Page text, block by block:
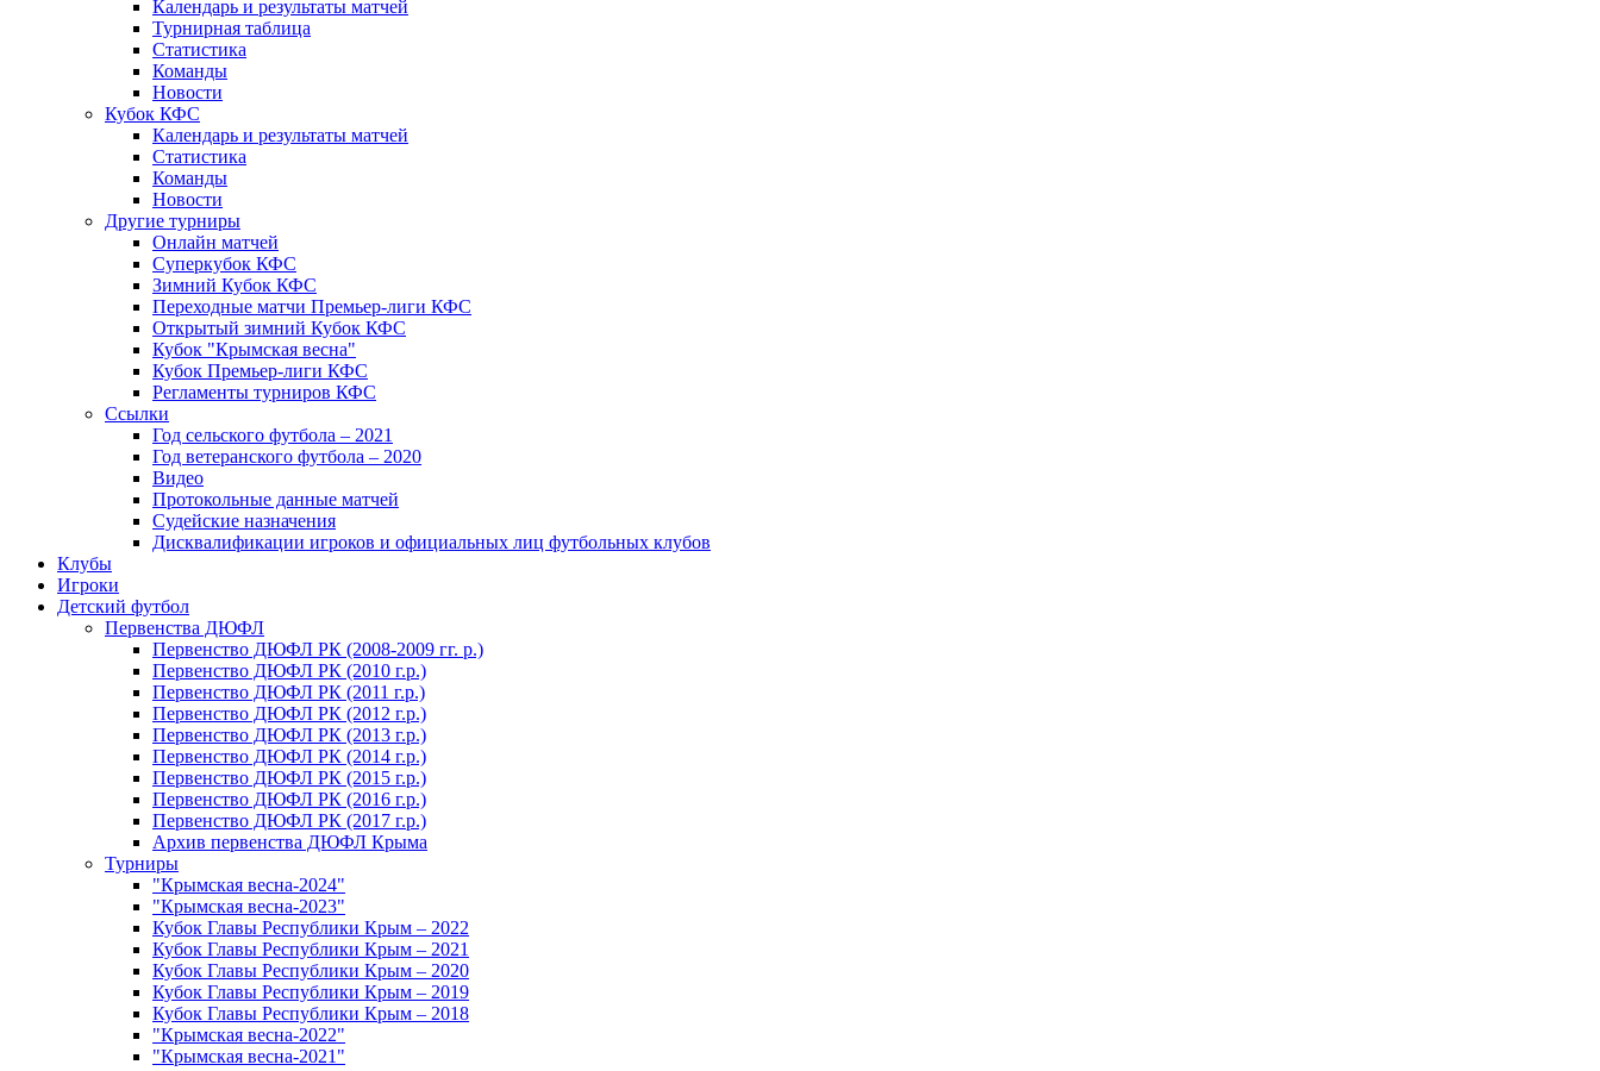
Календарь и результаты матчей
Турнирная таблица
Статистика
Команды
Новости
Кубок КФС
Календарь и результаты матчей
Статистика
Команды
Новости
Другие турниры
Онлайн матчей
Суперкубок КФС
Зимний Кубок КФС
Переходные матчи Премьер-лиги КФС
Открытый зимний Кубок КФС
Кубок "Крымская весна"
Кубок Премьер-лиги КФС
Регламенты турниров КФС
Ссылки
Год сельского футбола – 2021
Год ветеранского футбола – 2020
Видео
Протокольные данные матчей
Судейские назначения
Дисквалификации игроков и официальных лиц футбольных клубов
Клубы
Игроки
Детский футбол
Первенства ДЮФЛ
Первенство ДЮФЛ РК (2008-2009 гг. р.)
Первенство ДЮФЛ РК (2010 г.р.)
Первенство ДЮФЛ РК (2011 г.р.)
Первенство ДЮФЛ РК (2012 г.р.)
Первенство ДЮФЛ РК (2013 г.р.)
Первенство ДЮФЛ РК (2014 г.р.)
Первенство ДЮФЛ РК (2015 г.р.)
Первенство ДЮФЛ РК (2016 г.р.)
Первенство ДЮФЛ РК (2017 г.р.)
Архив первенства ДЮФЛ Крыма
Турниры
"Крымская весна-2024"
"Крымская весна-2023"
Кубок Главы Республики Крым – 2022
Кубок Главы Республики Крым – 2021
Кубок Главы Республики Крым – 2020
Кубок Главы Республики Крым – 2019
Кубок Главы Республики Крым – 2018
"Крымская весна-2022"
"Крымская весна-2021"